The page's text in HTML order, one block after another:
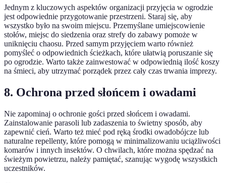
Jednym z kluczowych aspektów organizacji przyjęcia w ogrodzie
jest odpowiednie przygotowanie przestrzeni. Staraj się, aby
wszystko było na swoim miejscu. Przemyślane umiejscowienie
stołów, miejsc do siedzenia oraz strefy do zabawy pomoże w
uniknięciu chaosu. Przed samym przyjęciem warto również
pomyśleć o odpowiednich ścieżkach, które ułatwią poruszanie się
po ogrodzie. Warto także zainwestować w odpowiednią ilość koszy
na śmieci, aby utrzymać porządek przez cały czas trwania imprezy.
8. Ochrona przed słońcem i owadami
Nie zapominaj o ochronie gości przed słońcem i owadami.
Zainstalowanie parasoli lub zadaszenia to świetny sposób, aby
zapewnić cień. Warto też mieć pod ręką środki owadobójcze lub
naturalne repellenty, które pomogą w minimalizowaniu uciążliwości
komarów i innych insektów. O chwilach, które można spędzać na
świeżym powietrzu, należy pamiętać, szanując wygodę wszystkich
uczestników.